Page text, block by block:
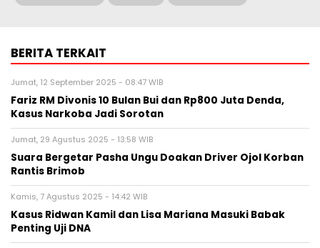
BERITA TERKAIT
Jumat, 12 September 2025 - 08:47 WIB
Fariz RM Divonis 10 Bulan Bui dan Rp800 Juta Denda,
Kasus Narkoba Jadi Sorotan
Jumat, 29 Agustus 2025 - 13:58 WIB
Suara Bergetar Pasha Ungu Doakan Driver Ojol Korban
Rantis Brimob
Kamis, 7 Agustus 2025 - 14:42 WIB
Kasus Ridwan Kamil dan Lisa Mariana Masuki Babak
Penting Uji DNA